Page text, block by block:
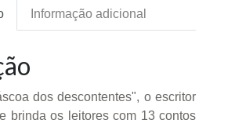
Informação adicional
dos descontentes", o escritor
brinda os leitores com 13 contos